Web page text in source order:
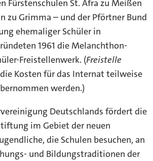
Fürstenschulen St. Afra zu Meißen
zu Grimma – und der Pförtner Bund
ehemaliger Schüler in
1961 die Melanchthon-
Freistellenwerk. (Freistelle
Kosten für das Internat teilweise
werden.)
Deutschlands fördert die
im Gebiet der neuen
die Schulen besuchen, an
und Bildungstraditionen der